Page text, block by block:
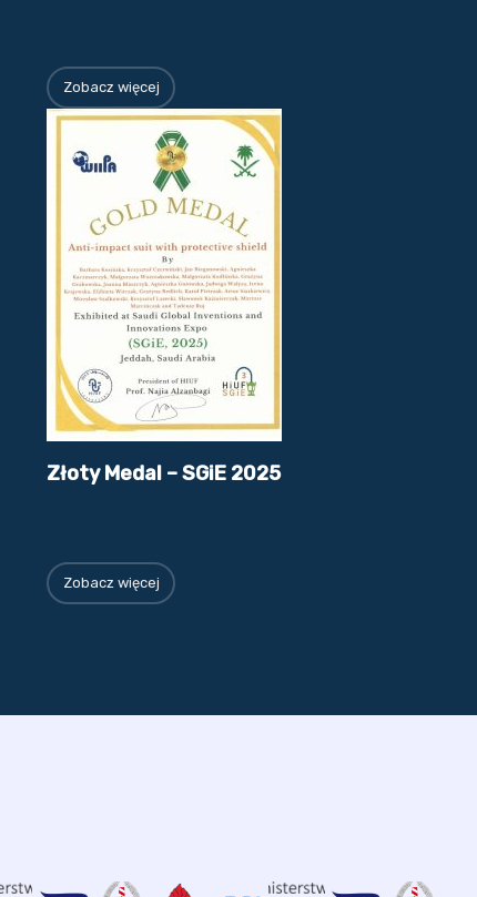
Zobacz więcej
Złoty Medal – SGiE 2025
Zobacz więcej